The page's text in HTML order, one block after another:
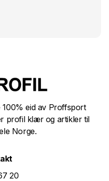
100% eid av Proffsport
profil klær og artikler til
Norge.
20